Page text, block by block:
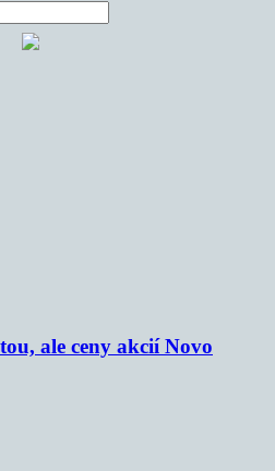
ale ceny akcií Novo